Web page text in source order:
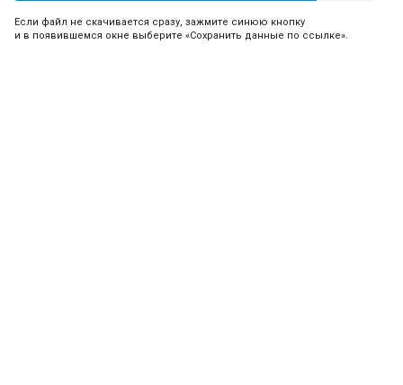
Если файл не скачивается сразу, зажмите синюю кнопку
и в появившемся окне выберите «Сохранить данные по ссылке».